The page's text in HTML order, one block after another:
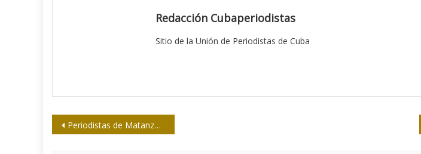
Redacción Cubaperiodistas
Sitio de la Unión de Periodistas de Cuba
Navegación
Periodistas de Matanzas recordarán históricos versos